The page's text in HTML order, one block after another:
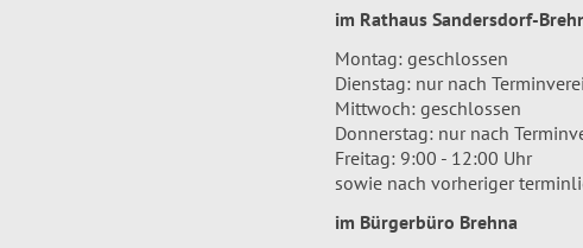
im Rathaus Sandersdorf-
Montag: geschlossen
Dienstag: nur nach
Mittwoch: geschlossen
Donnerstag: nur nach
Freitag: 9:00 - 12:00 Uhr
sowie nach vorheriger
im Bürgerbüro Brehna